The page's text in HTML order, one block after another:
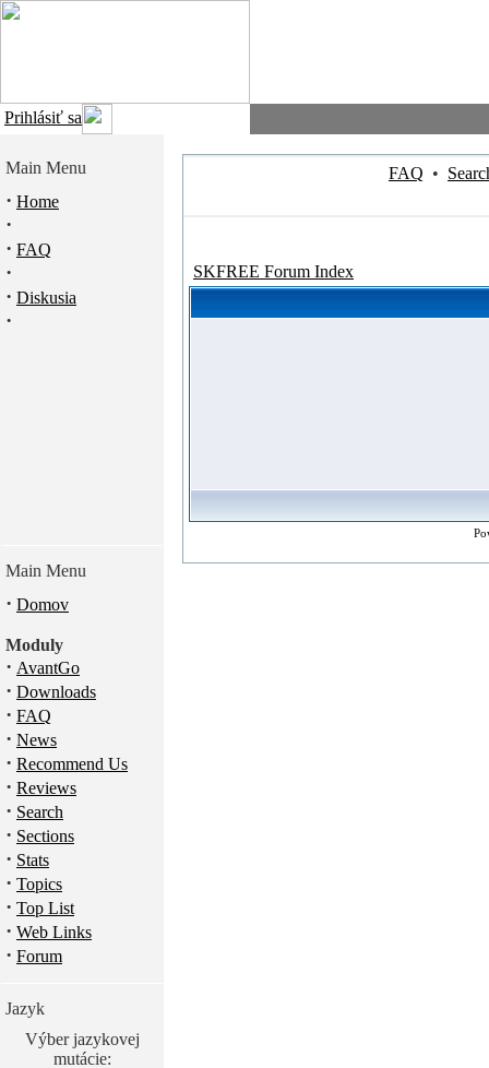
Prihlásiť sa
Main Menu
· Home
·
· FAQ
·
· Diskusia
·
Main Menu
· Domov
Moduly
· AvantGo
· Downloads
· FAQ
· News
· Recommend Us
· Reviews
· Search
· Sections
· Stats
· Topics
· Top List
· Web Links
· Forum
Jazyk
Výber jazykovej
mutácie:
FAQ •
SKFREE Forum Index